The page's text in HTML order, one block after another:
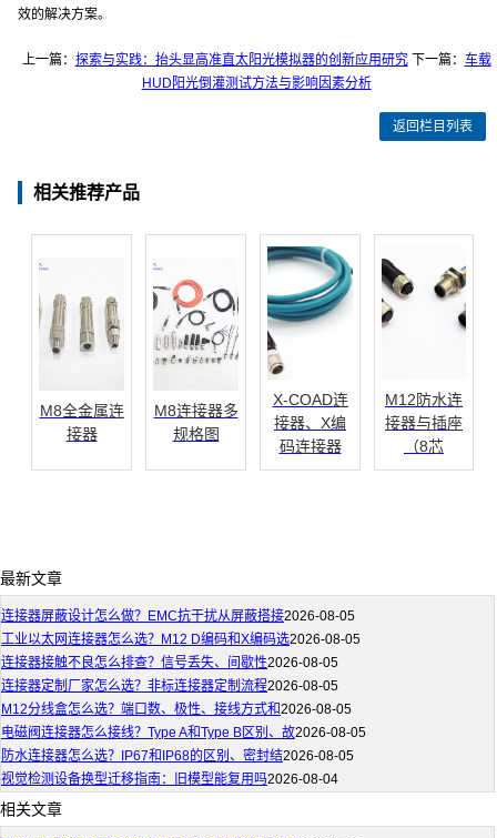
效的解决方案。
上一篇： 探索与实践：抬头显高准直太阳光模拟器的创新应用研究下一篇： 车载
HUD阳光倒灌测试方法与影响因素分析
返回栏目列表
相关推荐产品
M8全金属连
接器
M8连接器多
规格图
X-COAD连
接器、X编
码连接器
M12防水连
接器与插座
（8芯
最新文章
连接器屏蔽设计怎么做？EMC抗干扰从屏蔽搭接2026-08-05
工业以太网连接器怎么选？M12 D编码和X编码选2026-08-05
连接器接触不良怎么排查？信号丢失、间歇性2026-08-05
连接器定制厂家怎么选？非标连接器定制流程2026-08-05
M12分线盒怎么选？端口数、极性、接线方式和2026-08-05
电磁阀连接器怎么接线？Type A和Type B区别、故2026-08-05
防水连接器怎么选？IP67和IP68的区别、密封结2026-08-05
视觉检测设备换型迁移指南：旧模型能复用吗2026-08-04
相关文章